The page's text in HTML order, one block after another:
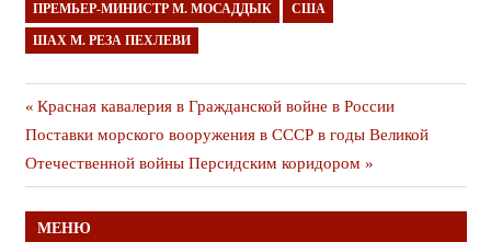
ПРЕМЬЕР-МИНИСТР М. МОСАДДЫК США
ШАХ М. РЕЗА ПЕХЛЕВИ
Навигация
по
записям
Предыдущая
публикация
Красная кавалерия в Гражданской войне в России
Следующая
публикация
Поставки морского вооружения в СССР в годы Великой
Отечественной войны Персидским коридором
МЕНЮ